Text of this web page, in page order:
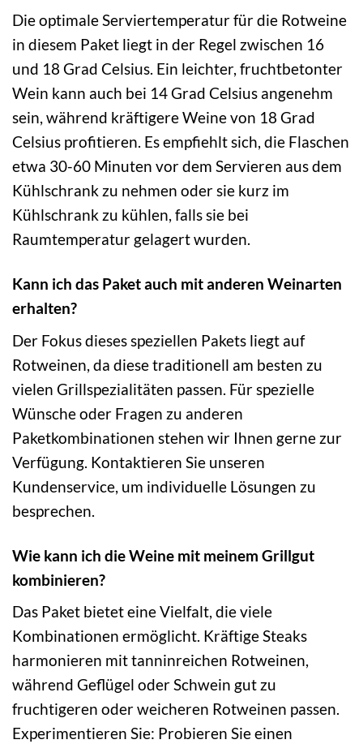
Die optimale Serviertemperatur für die Rotweine
in diesem Paket liegt in der Regel zwischen 16
und 18 Grad Celsius. Ein leichter, fruchtbetonter
Wein kann auch bei 14 Grad Celsius angenehm
sein, während kräftigere Weine von 18 Grad
Celsius profitieren. Es empfiehlt sich, die Flaschen
etwa 30-60 Minuten vor dem Servieren aus dem
Kühlschrank zu nehmen oder sie kurz im
Kühlschrank zu kühlen, falls sie bei
Raumtemperatur gelagert wurden.
Kann ich das Paket auch mit anderen Weinarten
erhalten?
Der Fokus dieses speziellen Pakets liegt auf
Rotweinen, da diese traditionell am besten zu
vielen Grillspezialitäten passen. Für spezielle
Wünsche oder Fragen zu anderen
Paketkombinationen stehen wir Ihnen gerne zur
Verfügung. Kontaktieren Sie unseren
Kundenservice, um individuelle Lösungen zu
besprechen.
Wie kann ich die Weine mit meinem Grillgut
kombinieren?
Das Paket bietet eine Vielfalt, die viele
Kombinationen ermöglicht. Kräftige Steaks
harmonieren mit tanninreichen Rotweinen,
während Geflügel oder Schwein gut zu
fruchtigeren oder weicheren Rotweinen passen.
Experimentieren Sie: Probieren Sie einen